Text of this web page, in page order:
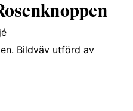
Bildväv utförd av